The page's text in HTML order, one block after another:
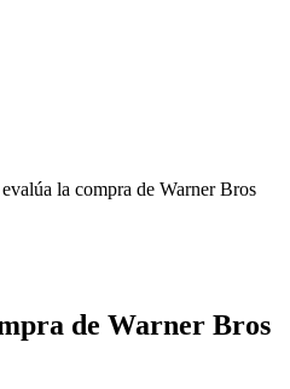
la compra de Warner Bros
de Warner Bros